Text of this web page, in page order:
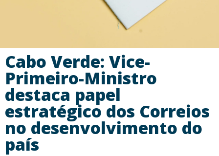
Cabo Verde: Vice-
Primeiro-Ministro
destaca papel
estratégico dos Correios
no desenvolvimento do
país